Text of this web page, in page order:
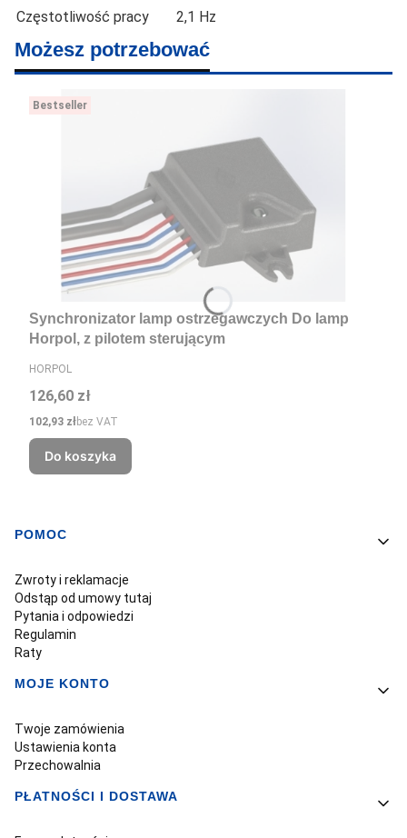
Częstotliwość pracy
2,1 Hz
Możesz potrzebować
Bestseller
Synchronizator lamp ostrzegawczych Do lamp
Horpol, z pilotem sterującym
PRODUCENT
HORPOL
Cena
126,60 zł
Cena
102,93 złbez VAT
Do koszyka
Linki w stopce
POMOC
Zwroty i reklamacje
Odstąp od umowy tutaj
Pytania i odpowiedzi
Regulamin
Raty
MOJE KONTO
Twoje zamówienia
Ustawienia konta
Przechowalnia
PŁATNOŚCI I DOSTAWA